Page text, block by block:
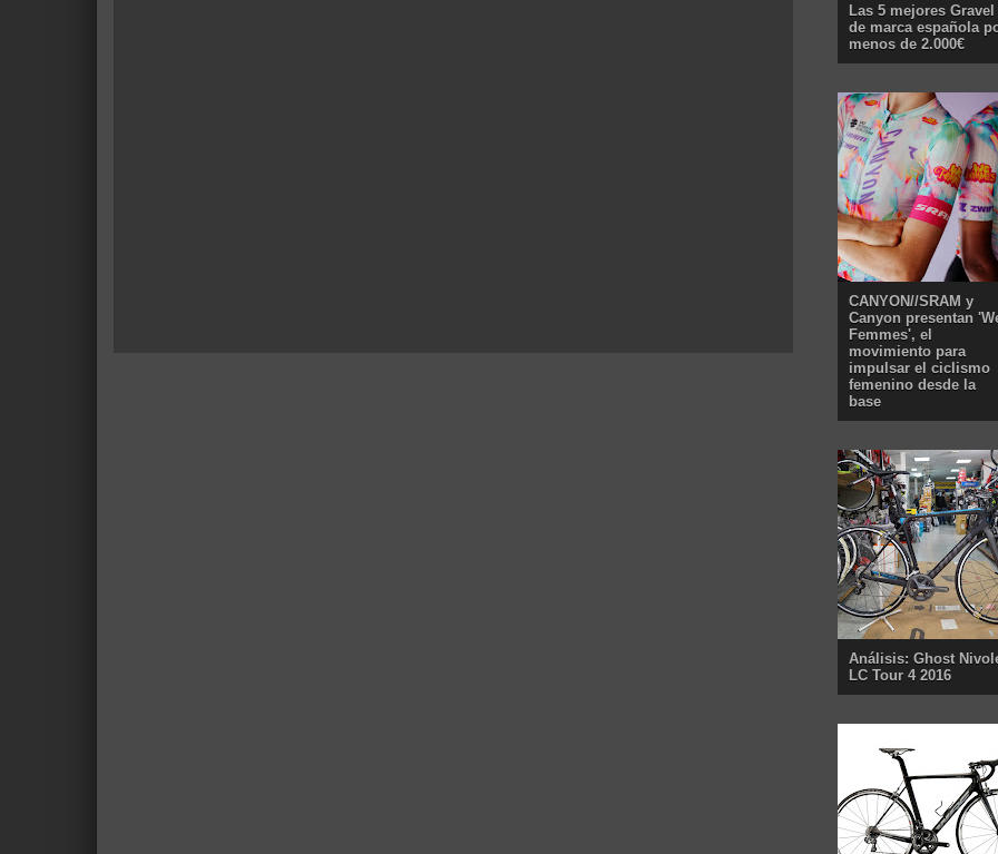
Las 5 mejores Gravel
de marca española
menos de 2.000€
CANYON//SRAM y
Canyon presentan
Femmes', el
movimiento para
impulsar el ciclismo
femenino desde la
base
Análisis: Ghost
LC Tour 4 2016